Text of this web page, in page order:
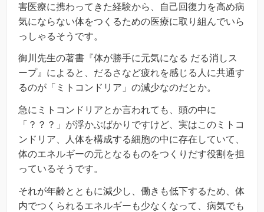
害医療に携わってきた経験から、自己回復力を高め病
気にならない体をつくるための医療に取り組んでいら
っしゃるそうです。
御川先生の著書『体が勝手に元気になる だる消しス
ープ』によると、だるさなど疲れを感じる人に共通す
るのが「ミトコンドリア」の減少なのだとか。
急にミトコンドリアとか言われても、頭の中に
「？？？」が浮かぶばかりですけど、実はこのミトコ
ンドリア、人体を構成する細胞の中に存在していて、
体のエネルギーの元となるものをつくりだす役割を担
っているそうです。
それが年齢とともに減少し、働きも低下するため、体
内でつくられるエネルギーも少なくなって、病気でも